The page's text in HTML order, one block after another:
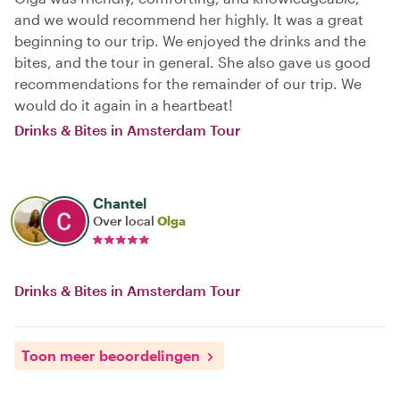
and we would recommend her highly. It was a great
beginning to our trip. We enjoyed the drinks and the
bites, and the tour in general. She also gave us good
recommendations for the remainder of our trip. We
would do it again in a heartbeat!
Drinks & Bites in Amsterdam Tour
Chantel
Over local Olga
Drinks & Bites in Amsterdam Tour
Toon meer beoordelingen